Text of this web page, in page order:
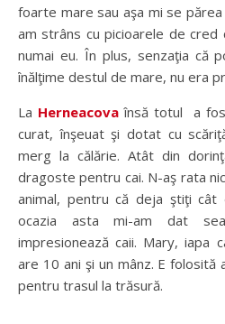
foarte mare sau aşa mi se
am strâns cu picioarele de cred
numai eu. În plus, senzaţia că
înălţime destul de mare, nu era
La Herneacova însă totul a
curat, înşeuat şi dotat cu
merg la călărie. Atât din
dragoste pentru cai. N-aş rata
animal, pentru că deja ştiţi
ocazia asta mi-am dat
impresionează caii. Mary, iapa
are 10 ani şi un mânz. E
pentru trasul la trăsură.